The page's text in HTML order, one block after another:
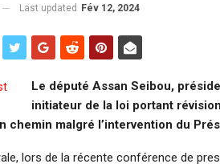
Last updated Fév 12, 2024
Le député Assan Seibou,
initiateur de la loi portant
chemin malgré l’intervention du
lors de la récente conférence de